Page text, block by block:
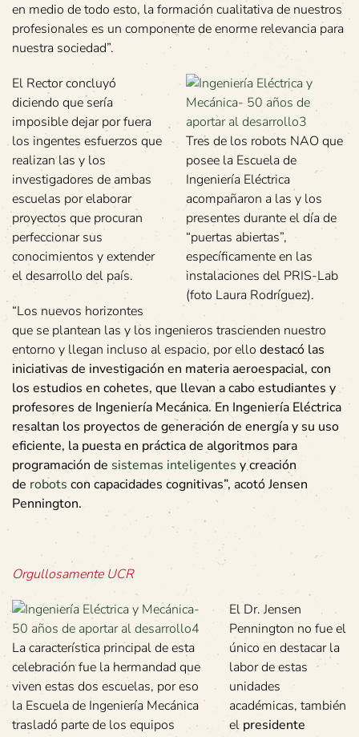
en medio de todo esto, la formación cualitativa de nuestros
profesionales es un componente de enorme relevancia para
nuestra sociedad”.
Tres de los robots NAO que
posee la Escuela de
Ingeniería Eléctrica
acompañaron a las y los
presentes durante el día de
“puertas abiertas”,
específicamente en las
instalaciones del PRIS-Lab
(foto Laura Rodríguez).
El Rector concluyó
diciendo que sería
imposible dejar por fuera
los ingentes esfuerzos que
realizan las y los
investigadores de ambas
escuelas por elaborar
proyectos que procuran
perfeccionar sus
conocimientos y extender
el desarrollo del país.
“Los nuevos horizontes
que se plantean las y los ingenieros trascienden nuestro
entorno y llegan incluso al espacio, por ello destacó las
iniciativas de investigación en materia aeroespacial, con
los estudios en cohetes, que llevan a cabo estudiantes y
profesores de Ingeniería Mecánica. En Ingeniería Eléctrica
resaltan los proyectos de generación de energía y su uso
eficiente, la puesta en práctica de algoritmos para
programación de sistemas inteligentes y creación
de robots con capacidades cognitivas”, acotó Jensen
Pennington.
Orgullosamente UCR
La característica principal de esta
celebración fue la hermandad que
viven estas dos escuelas, por eso
la Escuela de Ingeniería Mecánica
trasladó parte de los equipos
El Dr. Jensen
Pennington no fue el
único en destacar la
labor de estas
unidades
académicas, también
el presidente